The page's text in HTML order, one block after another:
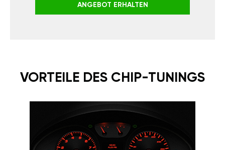
ANGEBOT ERHALTEN
VORTEILE DES CHIP-TUNINGS